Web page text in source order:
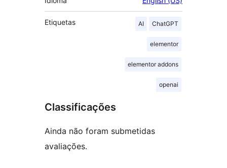
Etiquetas AI ChatGPT
elementor
elementor addons
openai
Classificações
Ainda não foram submetidas
avaliações.